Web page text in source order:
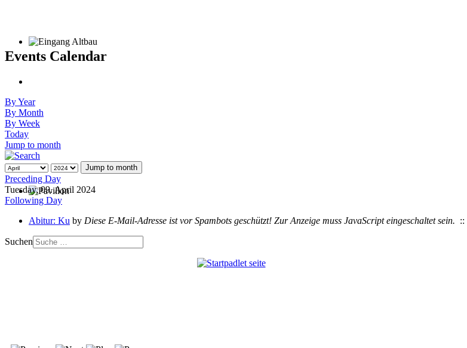
Events Calendar
By Year
By Month
By Week
Today
Jump to month
Jump to month
Preceding Day
Tuesday, 09. April 2024
Following Day
Abitur: Ku by Diese E-Mail-Adresse ist vor Spambots geschützt! Zur Anzeige muss JavaScript eingeschaltet sein.
Suchen